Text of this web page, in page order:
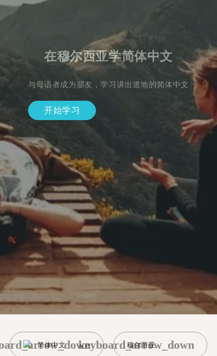
在穆尔西亚学简体中文
与母语者成为朋友，学习讲出道地的简体中文
开始学习
简体中文 穆尔西亚
keyboard_arrow_down